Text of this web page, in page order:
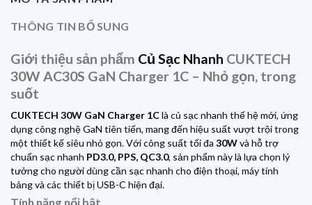
THÔNG TIN BỔ SUNG
Giới thiệu sản phẩm Củ Sạc Nhanh CUKTECH
30W AC30S GaN Charger 1C – Nhỏ gọn, trong
suốt
CUKTECH 30W GaN Charger 1Clà củ sạc nhanh thế hệ mới, ứng
dụng công nghệ GaN tiên tiến, mang đến hiệu suất vượt trội trong
một thiết kế siêu nhỏ gọn. Với công suất tối đa 30Wvà hỗ trợ
chuẩn sạc nhanh PD3.0, PPS, QC3.0, sản phẩm này là lựa chọn lý
tưởng cho người dùng cần sạc nhanh cho điện thoại, máy tính
bảng và các thiết bị USB-C hiện đại.